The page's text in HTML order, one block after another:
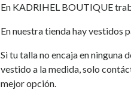
En KADRIHEL BOUTIQUE
En nuestra tienda hay vestidos
Si tu talla no encaja en ninguna
vestido a la medida, solo
mejor opción.